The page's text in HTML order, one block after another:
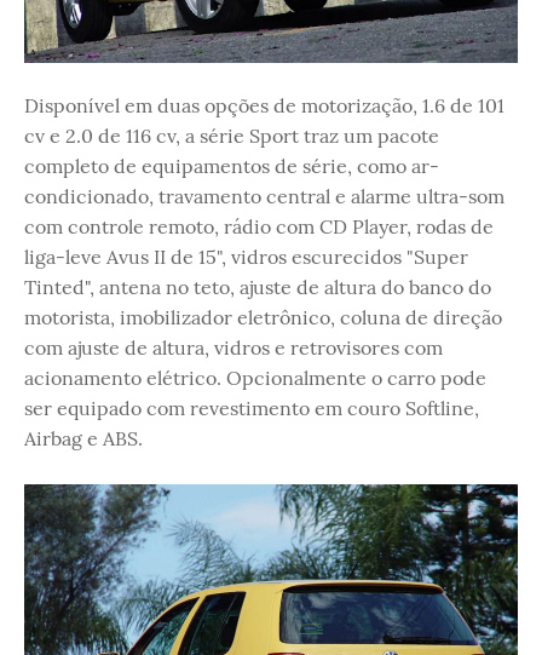
Disponível em duas opções de motorização, 1.6 de 101
cv e 2.0 de 116 cv, a série Sport traz um pacote
completo de equipamentos de série, como ar-
condicionado, travamento central e alarme ultra-som
com controle remoto, rádio com CD Player, rodas de
liga-leve Avus II de 15", vidros escurecidos "Super
Tinted", antena no teto, ajuste de altura do banco do
motorista, imobilizador eletrônico, coluna de direção
com ajuste de altura, vidros e retrovisores com
acionamento elétrico. Opcionalmente o carro pode
ser equipado com revestimento em couro Softline,
Airbag e ABS.